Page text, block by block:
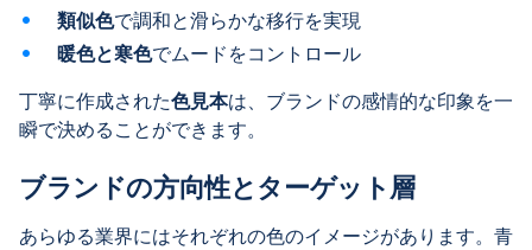
類似色で調和と滑らかな移行を実現
暖色と寒色でムードをコントロール
丁寧に作成された色見本は、ブランドの感情的な印象を一
瞬で決めることができます。
ブランドの方向性とターゲット層
あらゆる業界にはそれぞれの色のイメージがあります。青